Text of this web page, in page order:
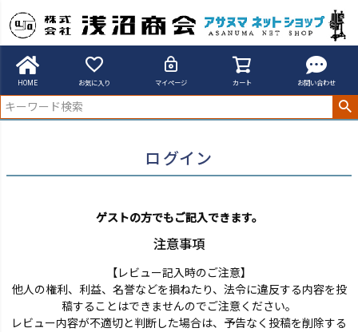
HOME お気に入り マイページ カート お問い合わせ
アサヌマネットショップ
ログイン
ゲストの方でもご記入できます。
注意事項
【レビュー記入時のご注意】
他人の権利、利益、名誉などを損ねたり、法令に違反する内容を投
稿することはできませんのでご注意ください。
レビュー内容が不適切と判断した場合は、予告なく投稿を削除する